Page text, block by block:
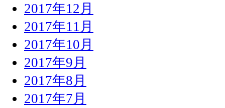
2017年12月
2017年11月
2017年10月
2017年9月
2017年8月
2017年7月